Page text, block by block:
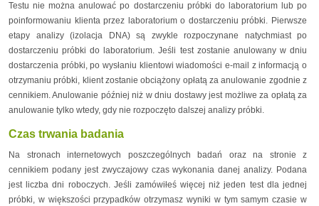
Testu nie można anulować po dostarczeniu próbki do laboratorium lub po
poinformowaniu klienta przez laboratorium o dostarczeniu próbki. Pierwsze
etapy analizy (izolacja DNA) są zwykle rozpoczynane natychmiast po
dostarczeniu próbki do laboratorium. Jeśli test zostanie anulowany w dniu
dostarczenia próbki, po wysłaniu klientowi wiadomości e-mail z informacją o
otrzymaniu próbki, klient zostanie obciążony opłatą za anulowanie zgodnie z
cennikiem. Anulowanie później niż w dniu dostawy jest możliwe za opłatą za
anulowanie tylko wtedy, gdy nie rozpoczęto dalszej analizy próbki.
Czas trwania badania
Na stronach internetowych poszczególnych badań oraz na stronie z
cennikiem podany jest zwyczajowy czas wykonania danej analizy. Podana
jest liczba dni roboczych. Jeśli zamówiłeś więcej niż jeden test dla jednej
próbki, w większości przypadków otrzymasz wyniki w tym samym czasie w